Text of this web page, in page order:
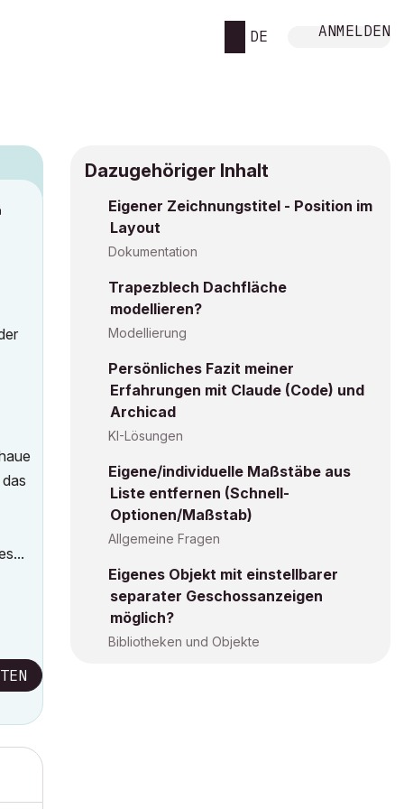
DE ANMELDEN
Dazugehöriger Inhalt
Eigener Zeichnungstitel - Position im
Layout
Dokumentation
Trapezblech Dachfläche
modellieren?
Modellierung
Persönliches Fazit meiner
Erfahrungen mit Claude (Code) und
Archicad
KI-Lösungen
Eigene/individuelle Maßstäbe aus
Liste entfernen (Schnell-
Optionen/Maßstab)
Allgemeine Fragen
Eigenes Objekt mit einstellbarer
separater Geschossanzeigen
möglich?
Bibliotheken und Objekte